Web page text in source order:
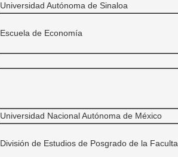
Universidad Autónoma de Sinaloa
Escuela de Economía
Universidad Nacional Autónoma de México
División de Estudios de Posgrado de la